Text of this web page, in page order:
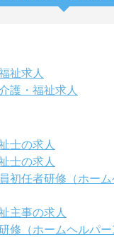
祉求人
護・福祉求人
士の求人
士の求人
初任者研修（ホー
主事の求人
修（ホームヘルパー